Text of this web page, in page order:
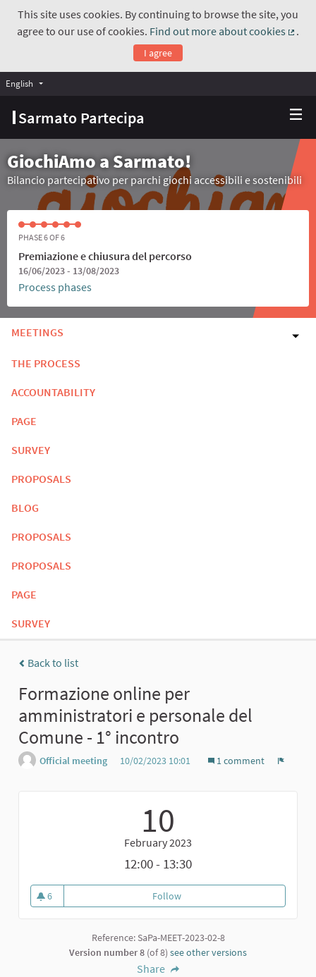
This site uses cookies. By continuing to browse the site, you
agree to our use of cookies. Find out more about cookies
.
I agree
Sarmato Partecipa
English Choose language
GiochiAmo a Sarmato!
Bilancio partecipativo per parchi giochi accessibili e sostenibili
PHASE 6 OF 6
Premiazione e chiusura del percorso
16/06/2023 - 13/08/2023
Process phases
MEETINGS
THE PROCESS
ACCOUNTABILITY
PAGE
SURVEY
PROPOSALS
BLOG
PROPOSALS
PROPOSALS
PAGE
SURVEY
Back to list
Formazione online per
amministratori e personale del
Comune - 1° incontro
Official meeting 10/02/2023 10:01 1 comment
10
February 2023
12:00 - 13:30
6
6 followers
FollowFormazione online per
Reference: SaPa-MEET-2023-02-8
Version number 8 (of 8) see other versions
Share